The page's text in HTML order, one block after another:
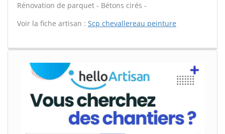
Rénovation de parquet - Bétons cirés -
Voir la fiche artisan : Scp chevallereau peinture